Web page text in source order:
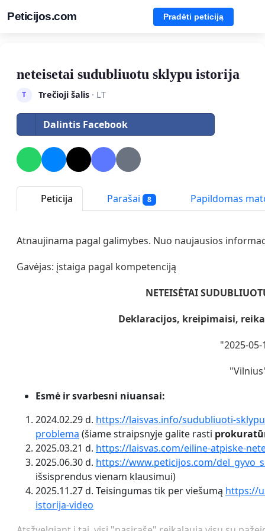
Peticijos.com Pradėti peticiją
neteisetai sudubliuotu sklypu istorija
T Trečioji šalis· LT
Dalintis Facebook
Peticija Parašai 8 Papildomas
Atnaujinama pagal galimybes. Nuo naujausios
Gavėjas: įstaiga pagal kompetenciją
NETEISĖTAI
Deklaracijos, kreipimaisi,
"2025-
Esmė ir svarbesni niuansai:
2024.02.29 d. https://laisvas.info/sudubliuoti-
problema (šiame straipsnyje galite rasti
2025.03.21 d. https://laisvas.com/eiline-atpiske-
2025.06.30 d. https://www.peticijos.com/
išsisprendus vienam klausimui)
2025.11.27 d. Teisingumas tik per viešumą https://
istorija-video